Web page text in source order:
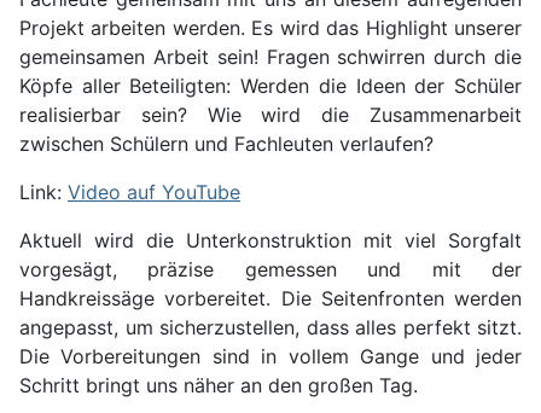
Projekt arbeiten werden. Es wird das Highlight unserer
gemeinsamen Arbeit sein! Fragen schwirren durch die
Köpfe aller Beteiligten: Werden die Ideen der Schüler
realisierbar sein? Wie wird die Zusammenarbeit
zwischen Schülern und Fachleuten verlaufen?
Link: Video auf YouTube
Aktuell wird die Unterkonstruktion mit viel Sorgfalt
vorgesägt, präzise gemessen und mit der
Handkreissäge vorbereitet. Die Seitenfronten werden
angepasst, um sicherzustellen, dass alles perfekt sitzt.
Die Vorbereitungen sind in vollem Gange und jeder
Schritt bringt uns näher an den großen Tag.